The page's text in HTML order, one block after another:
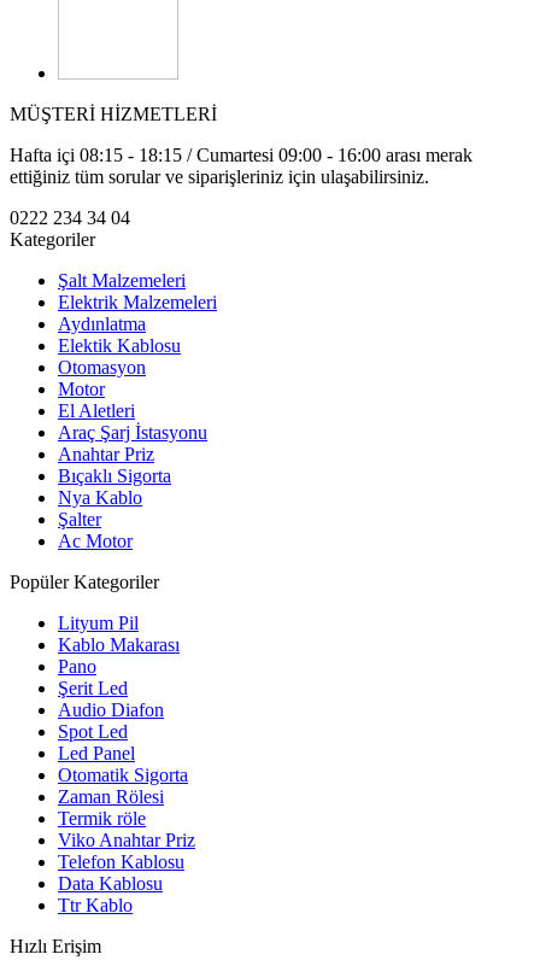
MÜŞTERİ HİZMETLERİ
Hafta içi 08:15 - 18:15 / Cumartesi 09:00 - 16:00 arası merak
ettiğiniz tüm sorular ve siparişleriniz için ulaşabilirsiniz.
0222 234 34 04
Kategoriler
Şalt Malzemeleri
Elektrik Malzemeleri
Aydınlatma
Elektik Kablosu
Otomasyon
Motor
El Aletleri
Araç Şarj İstasyonu
Anahtar Priz
Bıçaklı Sigorta
Nya Kablo
Şalter
Ac Motor
Popüler Kategoriler
Lityum Pil
Kablo Makarası
Pano
Şerit Led
Audio Diafon
Spot Led
Led Panel
Otomatik Sigorta
Zaman Rölesi
Termik röle
Viko Anahtar Priz
Telefon Kablosu
Data Kablosu
Ttr Kablo
Hızlı Erişim